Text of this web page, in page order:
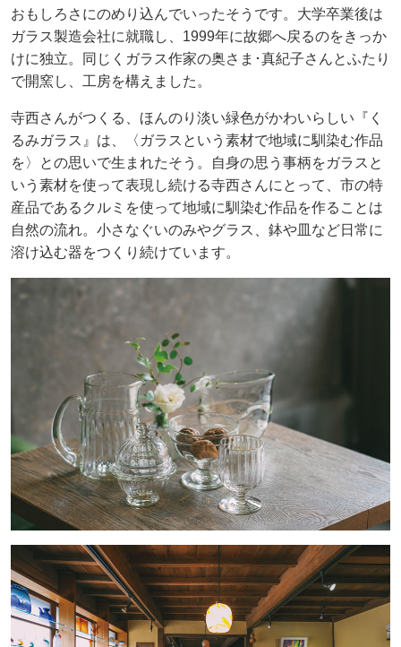
おもしろさにのめり込んでいったそうです。大学卒業後は
ガラス製造会社に就職し、1999年に故郷へ戻るのをきっか
けに独立。同じくガラス作家の奥さま･真紀子さんとふたり
で開窯し、工房を構えました。
寺西さんがつくる、ほんのり淡い緑色がかわいらしい『く
るみガラス』は、〈ガラスという素材で地域に馴染む作品
を〉との思いで生まれたそう。自身の思う事柄をガラスと
いう素材を使って表現し続ける寺西さんにとって、市の特
産品であるクルミを使って地域に馴染む作品を作ることは
自然の流れ。小さなぐいのみやグラス、鉢や皿など日常に
溶け込む器をつくり続けています。